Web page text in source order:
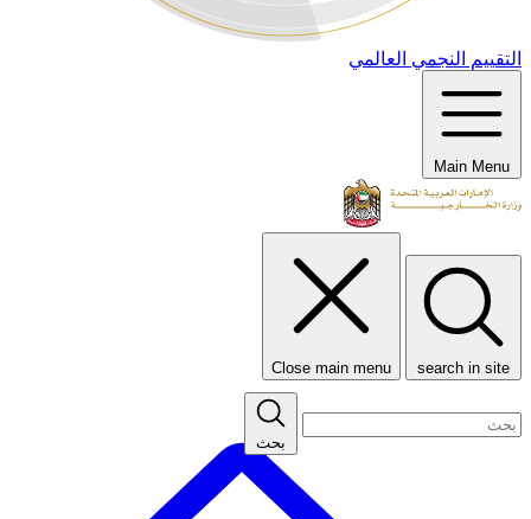
التقييم النجمي العالمي
Main Menu
search in site
Close main menu
بحث